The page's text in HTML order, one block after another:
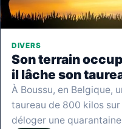
DIVERS
Son terrain
il lâche son
À Boussu, en Belgique,
taureau de 800 kilos
déloger une